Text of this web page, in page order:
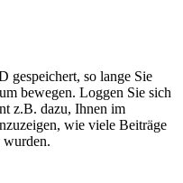
gespeichert, so lange Sie
bewegen. Loggen Sie sich
z.B. dazu, Ihnen im
wie viele Beiträge
wurden.